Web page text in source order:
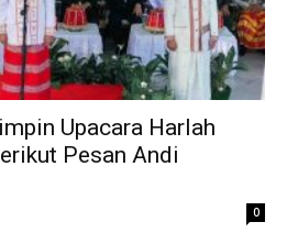
Upacara Harlah
Pesan Andi
0